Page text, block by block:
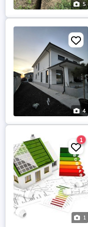
5
4
1
1